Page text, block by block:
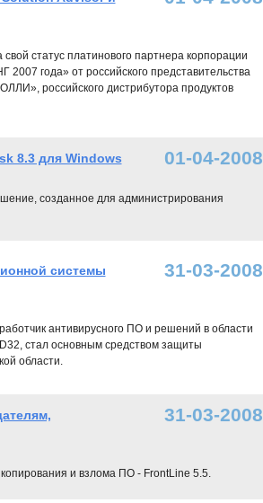
статус платинового партнера корпорации
года» от российского представительства
российского дистрибутора продуктов
8.3 для Windows 01-04-2008
созданное для администрирования
системы
31-03-2008
антивирусного ПО и решений в области
стал основным средством защиты
области.
31-03-2008
и взлома ПО - FrontLine 5.5.